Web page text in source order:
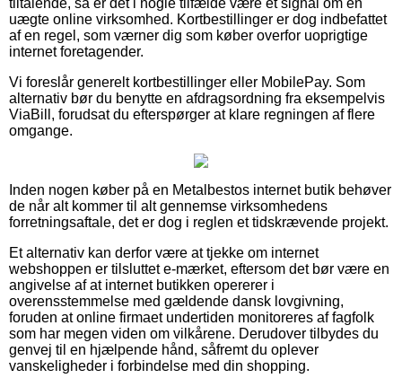
uægte online virksomhed. Kortbestillinger er dog indbefattet
af en regel, som værner dig som køber overfor uoprigtige
internet foretagender.
Vi foreslår generelt kortbestillinger eller MobilePay. Som
alternativ bør du benytte en afdragsordning fra eksempelvis
ViaBill, forudsat du efterspørger at klare regningen af flere
omgange.
Inden nogen køber på en Metalbestos internet butik behøver
de når alt kommer til alt gennemse virksomhedens
forretningsaftale, det er dog i reglen et tidskrævende projekt.
Et alternativ kan derfor være at tjekke om internet
webshoppen er tilsluttet e-mærket, eftersom det bør være en
angivelse af at internet butikken opererer i
overensstemmelse med gældende dansk lovgivning,
foruden at online firmaet undertiden monitoreres af fagfolk
som har megen viden om vilkårene. Derudover tilbydes du
genvej til en hjælpende hånd, såfremt du oplever
vanskeligheder i forbindelse med din shopping.